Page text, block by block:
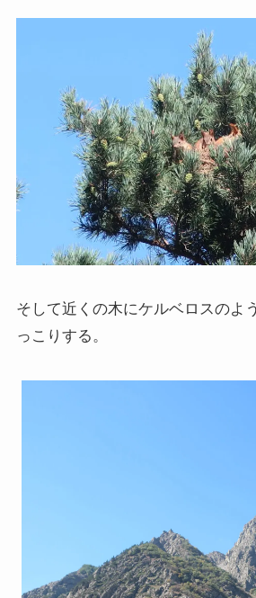
そして近くの木にケルベロスのよ
っこりする。